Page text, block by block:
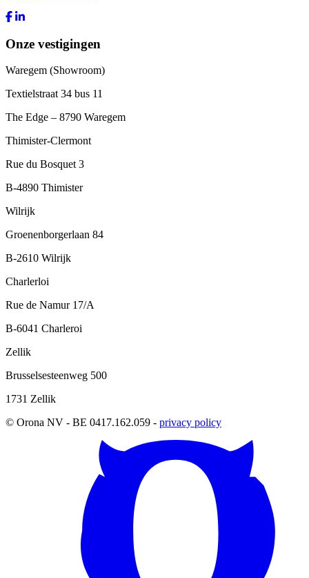
Onze vestigingen
Waregem (Showroom)
Textielstraat 34 bus 11
The Edge – 8790 Waregem
Thimister-Clermont
Rue du Bosquet 3
B-4890 Thimister
Wilrijk
Groenenborgerlaan 84
B-2610 Wilrijk
Charlerloi
Rue de Namur 17/A
B-6041 Charleroi
Zellik
Brusselsesteenweg 500
1731 Zellik
© Orona NV - BE 0417.162.059 - privacy policy